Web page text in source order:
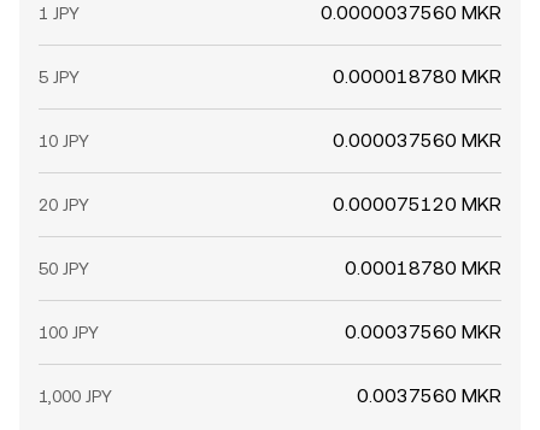
1 JPY 0.0000037560 MKR
5 JPY 0.000018780 MKR
10 JPY 0.000037560 MKR
20 JPY 0.000075120 MKR
50 JPY 0.00018780 MKR
100 JPY 0.00037560 MKR
1,000 JPY 0.0037560 MKR